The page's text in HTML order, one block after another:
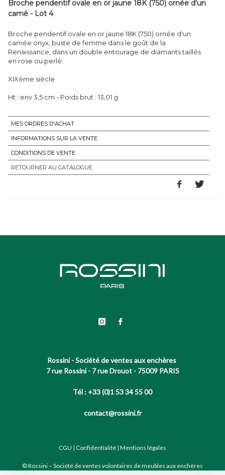
Broche pendentif ovale en or jaune 18K (750) ornée d'un
camé - Lot 4
Broche pendentif ovale en or jaune 18K (750) ornée d'un
camée onyx, buste de femme dans le goût de la
Renaissance, dans un double entourage de diamants taillés
en rose ou perlé.
XIXème siècle
Ht : env 3,5 cm - Poids brut : 13,01 g
MES ORDRES D'ACHAT
INFORMATIONS SUR LA VENTE
CONDITIONS DE VENTE
RETOURNER AU CATALOGUE
Rossini - Société de ventes aux enchères
7 rue Rossini - 7 rue Drouot - 75009 PARIS
Tél : +33 (0)1 53 34 55 00
contact@rossini.fr
CGU | Confidentialité | Mentions légales
© Rossini – Société de ventes volontaires de meubles aux enchères